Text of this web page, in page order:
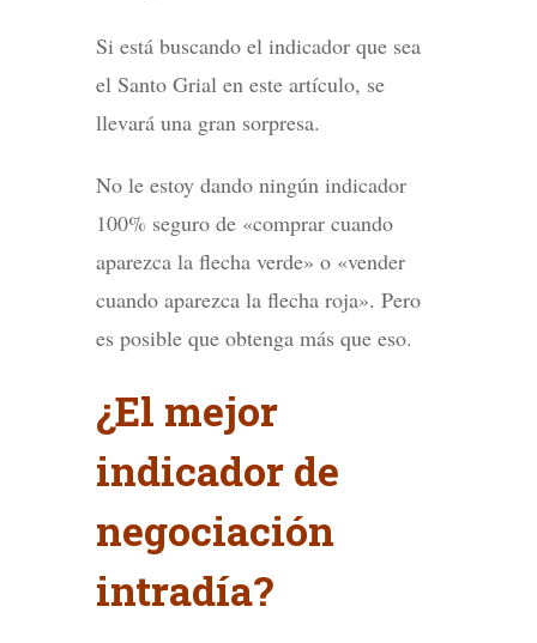
Si está buscando el indicador que sea
el Santo Grial en este artículo, se
llevará una gran sorpresa.
No le estoy dando ningún indicador
100% seguro de «comprar cuando
aparezca la flecha verde» o «vender
cuando aparezca la flecha roja». Pero
es posible que obtenga más que eso.
¿El mejor
indicador de
negociación
intradía?